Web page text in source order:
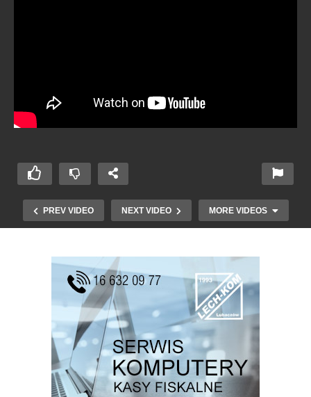
PREV VIDEO NEXT VIDEO MORE VIDEOS
Liturgia Wielkiego Piątku w Lubaczowie